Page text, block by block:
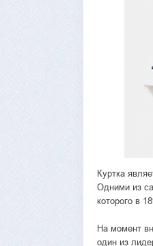
Куртка
Одними из
которого в
На момент
один из